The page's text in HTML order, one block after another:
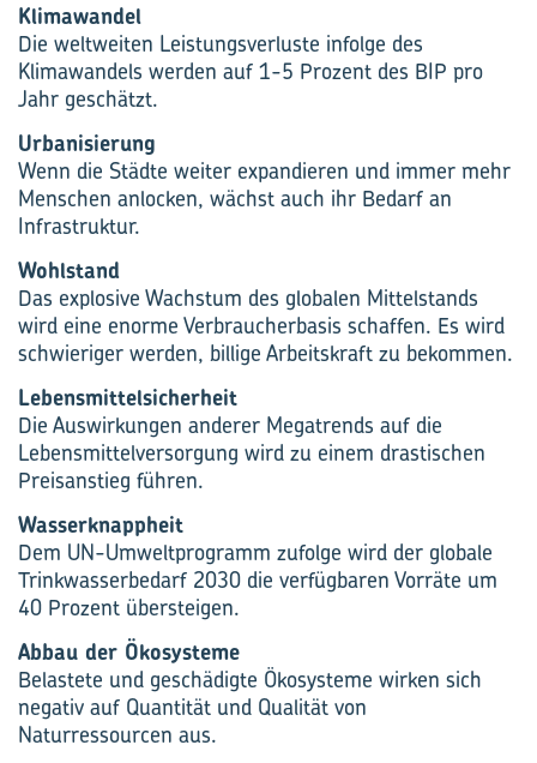
Klimawandel
Die weltweiten Leistungsverluste infolge des
Klimawandels werden auf 1-5 Prozent des BIP pro
Jahr geschätzt.
Urbanisierung
Wenn die Städte weiter expandieren und immer mehr
Menschen anlocken, wächst auch ihr Bedarf an
Infrastruktur.
Wohlstand
Das explosive Wachstum des globalen Mittelstands
wird eine enorme Verbraucherbasis schaffen. Es wird
schwieriger werden, billige Arbeitskraft zu bekommen.
Lebensmittelsicherheit
Die Auswirkungen anderer Megatrends auf die
Lebensmittelversorgung wird zu einem drastischen
Preisanstieg führen.
Wasserknappheit
Dem UN-Umweltprogramm zufolge wird der globale
Trinkwasserbedarf 2030 die verfügbaren Vorräte um
40 Prozent übersteigen.
Abbau der Ökosysteme
Belastete und geschädigte Ökosysteme wirken sich
negativ auf Quantität und Qualität von
Naturressourcen aus.